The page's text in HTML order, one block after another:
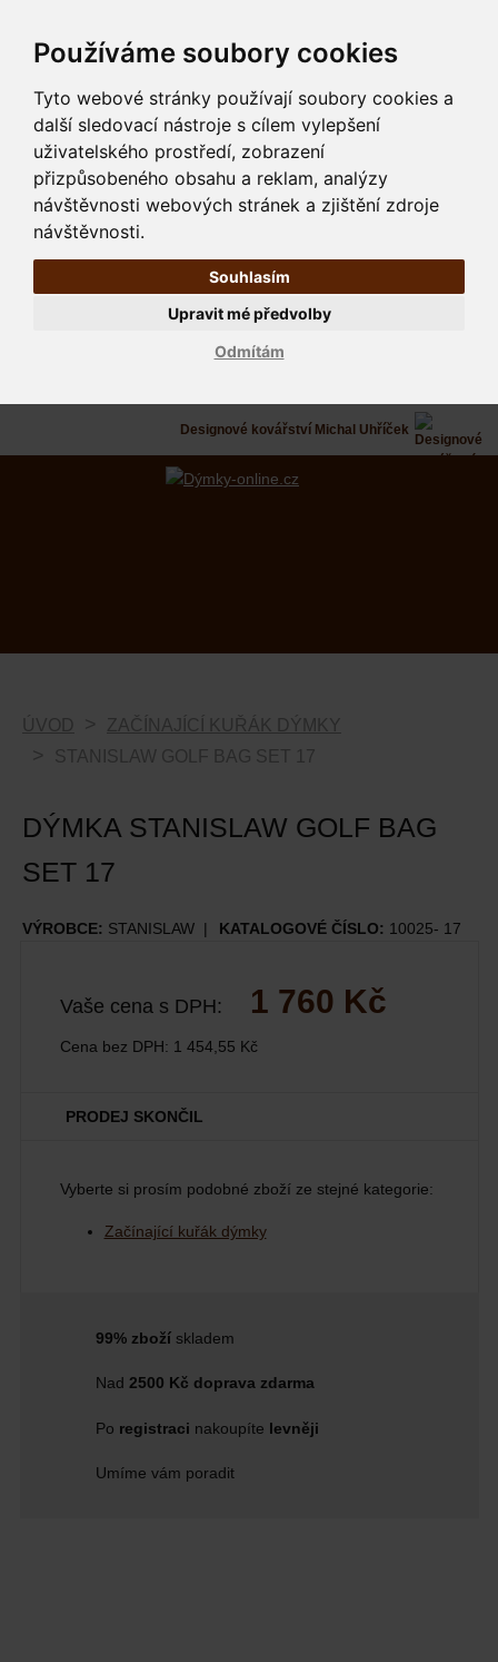
Používáme soubory cookies
Tyto webové stránky používají soubory cookies a
další sledovací nástroje s cílem vylepšení
uživatelského prostředí, zobrazení
přizpůsobeného obsahu a reklam, analýzy
návštěvnosti webových stránek a zjištění zdroje
návštěvnosti.
Souhlasím
Odmítám
Upravit mé předvolby
Designové kovářství Michal Uhříček
ÚVOD
ZAČÍNAJÍCÍ KUŘÁK DÝMKY
STANISLAW GOLF BAG SET 17
DÝMKA STANISLAW GOLF BAG
SET 17
VÝROBCE: STANISLAW KATALOGOVÉ ČÍSLO: 10025- 17
Vaše cena s DPH: 1 760 Kč
Cena bez DPH: 1 454,55 Kč
PRODEJ SKONČIL
Vyberte si prosím podobné zboží ze stejné kategorie:
Začínající kuřák dýmky
99% zbožískladem
Nad 2500 Kč doprava zdarma
Po registraci nakoupíte levněji
Umíme vám poradit